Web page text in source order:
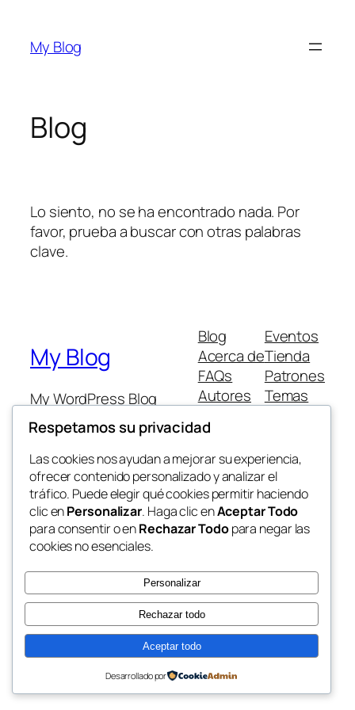
contenido
My Blog
Blog
Lo siento, no se ha encontrado nada. Por
favor, prueba a buscar con otras palabras
clave.
My Blog
My WordPress Blog
Blog
Acerca de
FAQs
Autores
Eventos
Tienda
Patrones
Temas
Twenty Twenty-Five Diseñado conWordPress
Respetamos su privacidad
Las cookies nos ayudan a mejorar su experiencia,
ofrecer contenido personalizado y analizar el
tráfico. Puede elegir qué cookies permitir haciendo
clic enPersonalizar. Haga clic enAceptar Todo
para consentir o enRechazar Todopara negar las
cookies no esenciales.
Personalizar
Rechazar todo
Aceptar todo
Desarrollado por